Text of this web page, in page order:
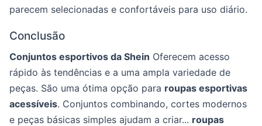
parecem selecionadas e confortáveis para uso diário.
Conclusão
Conjuntos esportivos da Shein Oferecem acesso
rápido às tendências e a uma ampla variedade de
peças. São uma ótima opção para roupas esportivas
acessíveis. Conjuntos combinando, cortes modernos
e peças básicas simples ajudam a criar... roupas